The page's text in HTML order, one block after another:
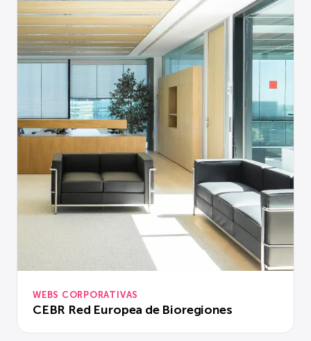
WEBS CORPORATIVAS
CEBR Red Europea de Bioregiones